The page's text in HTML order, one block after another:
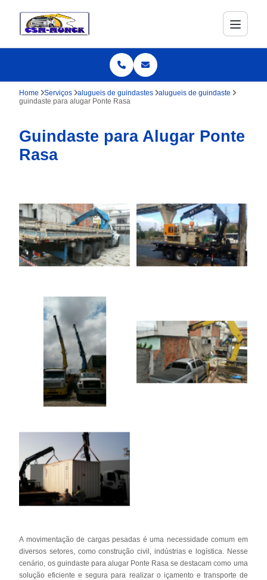
Home Serviços alugueis de guindastes
alugueis de guindaste
guindaste para alugar Ponte Rasa
Guindaste para Alugar Ponte
Rasa
A movimentação de cargas pesadas é uma necessidade comum em
diversos setores, como construção civil, indústrias e logística. Nesse
cenário, os guindaste para alugar Ponte Rasa se destacam como uma
solução eficiente e segura para realizar o içamento e transporte de